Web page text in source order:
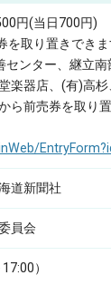
円(当日700円)
取り置きできま
ンター、継立
楽器店、(有)高
前売券を取り
道新聞社
員会
）